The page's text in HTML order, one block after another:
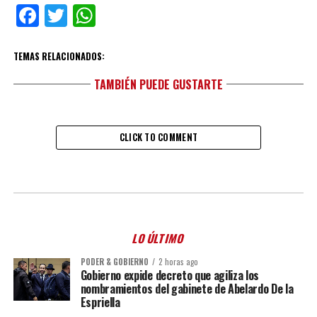
Facebook
TwitterWhatsApp
TEMAS RELACIONADOS:
TAMBIÉN PUEDE GUSTARTE
CLICK TO COMMENT
LO ÚLTIMO
PODER & GOBIERNO 2 horas ago
Gobierno expide decreto que agiliza los
nombramientos del gabinete de Abelardo De la
Espriella